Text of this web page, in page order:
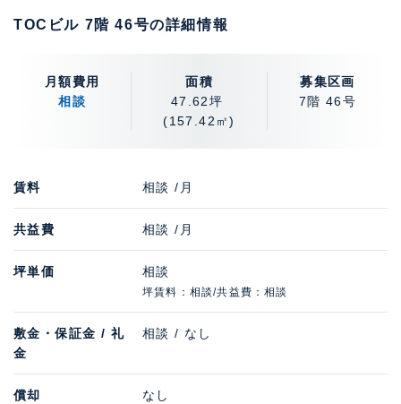
TOCビル 7階 46号の詳細情報
月額費用
相談
面積
47.62坪
(157.42㎡)
募集区画
7階 46号
賃料 相談 /月
共益費 相談 /月
坪単価 相談
坪賃料：相談/共益費：相談
敷金・保証金 / 礼
金
相談 / なし
償却 なし